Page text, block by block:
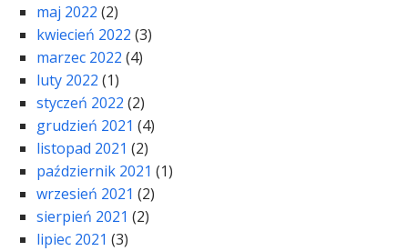
maj 2022 (2)
kwiecień 2022 (3)
marzec 2022 (4)
luty 2022 (1)
styczeń 2022 (2)
grudzień 2021 (4)
listopad 2021 (2)
październik 2021 (1)
wrzesień 2021 (2)
sierpień 2021 (2)
lipiec 2021 (3)